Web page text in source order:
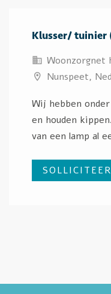
Klusser/ tuinier
Woonzorgnet
Nunspeet,
Wij hebben
en houden
van een lamp al